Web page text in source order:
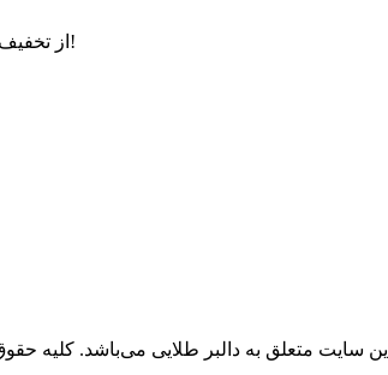
از تخفیف‌ها و جدیدترین‌های دالبر طلایی باخبر شوید!
سايت متعلق به دالبر طلایی می‌باشد.